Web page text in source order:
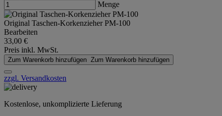
Menge
Original Taschen-Korkenzieher PM-100
Bearbeiten
33,00 €
Preis inkl. MwSt.
Zum Warenkorb hinzufügen Zum Warenkorb hinzufügen
zzgl. Versandkosten
Kostenlose, unkomplizierte Lieferung